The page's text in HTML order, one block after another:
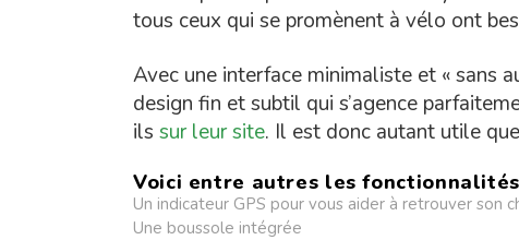
tous ceux qui se promènent à vélo ont
Avec une interface minimaliste et « sans
design fin et subtil qui s’agence
ils sur leur site. Il est donc autant utile
Voici entre autres les
Un indicateur GPS pour vous aider à retrouver son
Une boussole intégrée